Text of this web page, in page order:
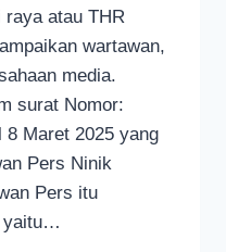
raya atau THR
wartawan,
media.
surat Nomor:
8 Maret 2025 yang
Pers Ninik
Pers itu
yaitu…